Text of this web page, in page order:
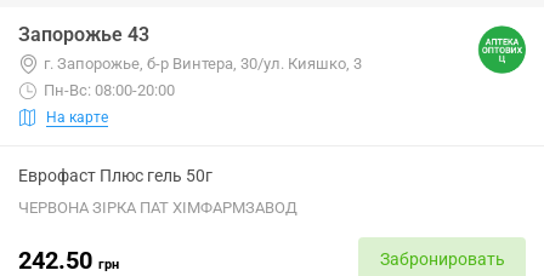
Запорожье 43
г. Запорожье, б-р Винтера, 30/ул. Кияшко, 3
Пн-Вс: 08:00-20:00
На карте
Еврофаст Плюс гель 50г
ЧЕРВОНА ЗІРКА ПАТ ХІМФАРМЗАВОД
242.50 грн Забронировать